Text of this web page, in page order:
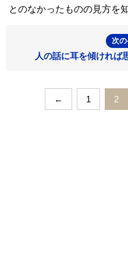
とのなかったものの見方を
次
人の話に耳を傾ければ
← 1 2